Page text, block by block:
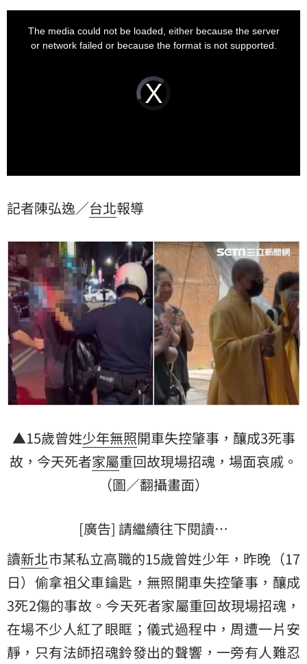
Video
Player
is
loading.
The media could not be loaded, either because the server
or network failed or because the format is not supported.
記者陳弘逸／台北報導
▲15歲曾姓少年無照開車失控肇事，釀成3死事
故 ，今天死者家屬重回故現場招魂，場面哀戚。
（圖／翻攝畫面）
[廣告] 請繼續往下閱讀…
讀新北市某私立高職的15歲曾姓少年，昨晚（17
日）偷拿祖父車鑰匙，無照開車失控肇事，釀成
3死2傷的事故。今天死者家屬重回故現場招魂，
在場不少人紅了眼眶；儀式過程中，周遭一片安
靜，只有法師招魂鈴發出的聲響，一旁有人難忍